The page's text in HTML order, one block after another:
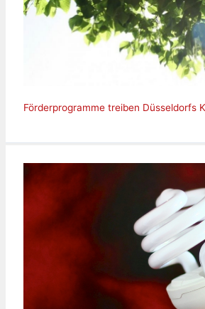
Förderprogramme treiben Düsseldorfs